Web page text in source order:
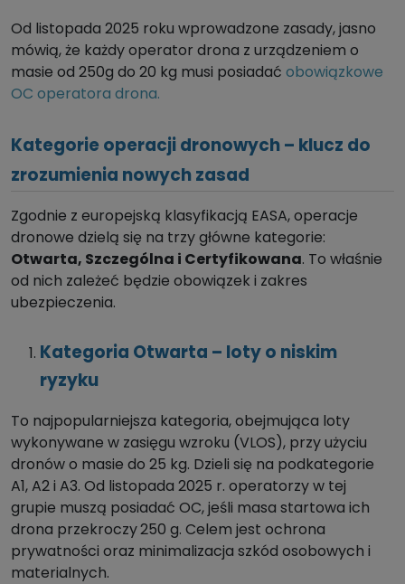
Od listopada 2025 roku wprowadzone zasady, jasno
mówią, że każdy operator drona z urządzeniem o
masie od 250g do 20 kg musi posiadać obowiązkowe
OC operatora drona.
Kategorie operacji dronowych – klucz do
zrozumienia nowych zasad
Zgodnie z europejską klasyfikacją EASA, operacje
dronowe dzielą się na trzy główne kategorie:
Otwarta, Szczególna i Certyfikowana. To właśnie
od nich zależeć będzie obowiązek i zakres
ubezpieczenia.
Kategoria Otwarta – loty o niskim
ryzyku
To najpopularniejsza kategoria, obejmująca loty
wykonywane w zasięgu wzroku (VLOS), przy użyciu
dronów o masie do 25 kg. Dzieli się na podkategorie
A1, A2 i A3. Od listopada 2025 r. operatorzy w tej
grupie muszą posiadać OC, jeśli masa startowa ich
drona przekroczy250 g. Celem jest ochrona
prywatności oraz minimalizacja szkód osobowych i
materialnych.